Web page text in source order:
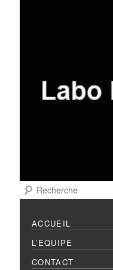
Recherche
ACCUEIL
L’EQUIPE
CONTACT